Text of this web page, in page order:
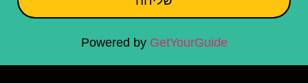
Powered by GetYourGuide